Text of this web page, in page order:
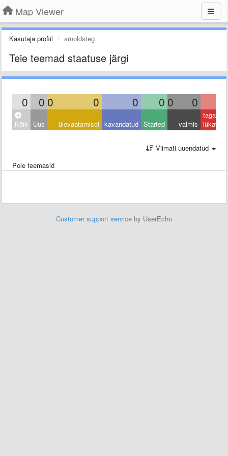
Map Viewer
Kasutaja profiil arnoldsteg
Teie teemad staatuse järgi
0 0 0 0 0 0 0 0
Kõik Uus ülevaatamisel kavandatud Started valmis
tagasi
lükatud
Viimati uuendatud
Pole teemasid
Customer support service by UserEcho